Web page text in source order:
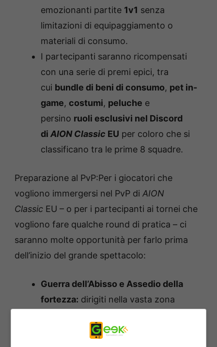
emozionanti partite 1v1 senza
limitazioni di equipaggiamento o
materiali di consumo.
I partecipanti saranno ricompensati
con una serie di premi epici, tra
cui bundle di beni di consumo, pet in-
game, costumi, peluche e
persino ruoli esclusivi nel Discord
di AION Classic EU per coloro che si
classificano tra le prime 8 squadre.
Preparazione al PvP:Per i giocatori che
vogliono immergersi nel PvP di AION
Classic EU – o per i partecipanti ai tornei che
vogliono fare qualche round di pratica – ci
saranno molte opportunità per farlo prima
dell’inizio del grande spettacolo:
Guerra dell’Abisso e Assedio della
fortezza: dirigiti nella vasta zona
fazione avversaria (Elisiani o